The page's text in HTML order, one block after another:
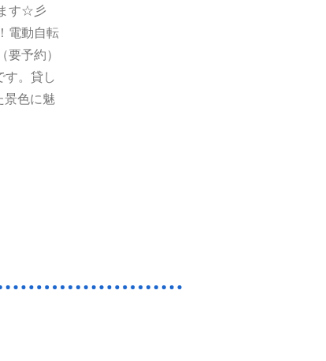
ます☆彡
電動自転
予約）
す。貸し
景色に魅